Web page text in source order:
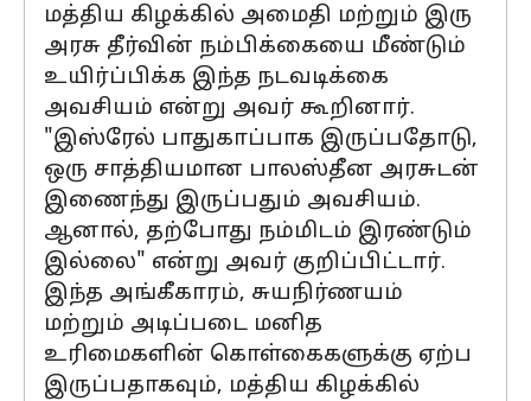
மத்திய கிழக்கில் அமைதி மற்றும் இரு
அரசு தீர்வின் நம்பிக்கையை மீண்டும்
உயிர்ப்பிக்க இந்த நடவடிக்கை
அவசியம் என்று அவர் கூறினார்.
"இஸ்ரேல் பாதுகாப்பாக இருப்பதோடு,
ஒரு சாத்தியமான பாலஸ்தீன அரசுடன்
இணைந்து இருப்பதும் அவசியம்.
ஆனால், தற்போது நம்மிடம் இரண்டும்
இல்லை" என்று அவர் குறிப்பிட்டார்.
இந்த அங்கீகாரம், சுயநிர்ணயம்
மற்றும் அடிப்படை மனித
உரிமைகளின் கொள்கைகளுக்கு ஏற்ப
இருப்பதாகவும், மத்திய கிழக்கில்